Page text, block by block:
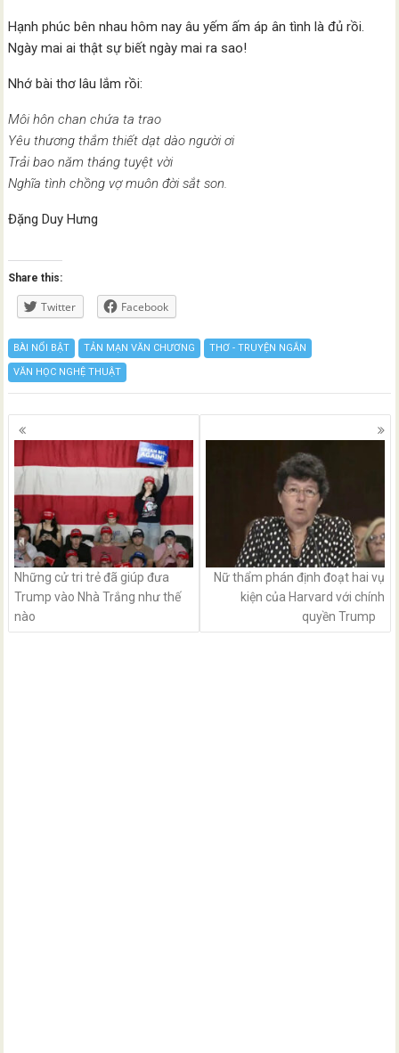
Hạnh phúc bên nhau hôm nay âu yếm ấm áp ân tình là đủ rồi.
Ngày mai ai thật sự biết ngày mai ra sao!
Nhớ bài thơ lâu lắm rồi:
Môi hôn chan chứa ta trao
Yêu thương thắm thiết dạt dào người ơi
Trải bao năm tháng tuyệt vời
Nghĩa tình chồng vợ muôn đời sắt son.
Đặng Duy Hưng
Share this:
Twitter Facebook
BÀI NỔI BẬT TẢN MẠN VĂN CHƯƠNG THƠ - TRUYỆN NGẮN
VĂN HỌC NGHỆ THUẬT
Posts
navigation
Những cử tri trẻ đã giúp đưa
Trump vào Nhà Trắng như thế
nào
Nữ thẩm phán định đoạt hai vụ
kiện của Harvard với chính
quyền Trump